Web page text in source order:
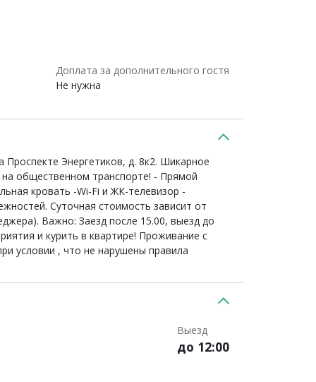
Доплата за дополнительного гостя
Не нужна
Энергетиков, д. 8к2. Шикарное
общественном транспорте! - Прямой
кровать -Wi-Fi и ЖК-телевизор -
Суточная стоимость зависит от
Важно: Заезд после 15.00, выезд до
и курить в квартире! Проживание с
условии , что не нарушены правила
Выезд
до 12:00